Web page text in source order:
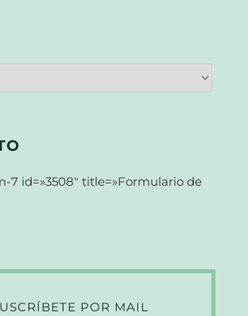
7 id=»3508″ title=»Formulario de
POR MAIL